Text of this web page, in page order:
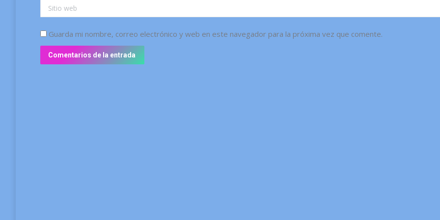
Sitio web
Guarda mi nombre, correo electrónico y web en este navegador para la próxima vez que comente.
Comentarios de la entrada